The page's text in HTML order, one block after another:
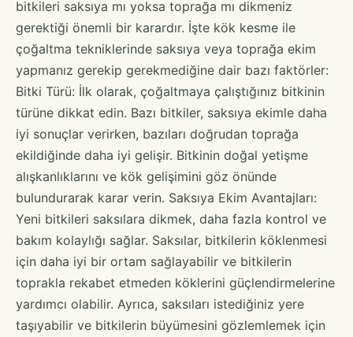
bitkileri saksıya mı yoksa toprağa mı dikmeniz
gerektiği önemli bir karardır. İşte kök kesme ile
çoğaltma tekniklerinde saksıya veya toprağa ekim
yapmanız gerekip gerekmediğine dair bazı faktörler:
Bitki Türü: İlk olarak, çoğaltmaya çalıştığınız bitkinin
türüne dikkat edin. Bazı bitkiler, saksıya ekimle daha
iyi sonuçlar verirken, bazıları doğrudan toprağa
ekildiğinde daha iyi gelişir. Bitkinin doğal yetişme
alışkanlıklarını ve kök gelişimini göz önünde
bulundurarak karar verin. Saksıya Ekim Avantajları:
Yeni bitkileri saksılara dikmek, daha fazla kontrol ve
bakım kolaylığı sağlar. Saksılar, bitkilerin köklenmesi
için daha iyi bir ortam sağlayabilir ve bitkilerin
toprakla rekabet etmeden köklerini güçlendirmelerine
yardımcı olabilir. Ayrıca, saksıları istediğiniz yere
taşıyabilir ve bitkilerin büyümesini gözlemlemek için